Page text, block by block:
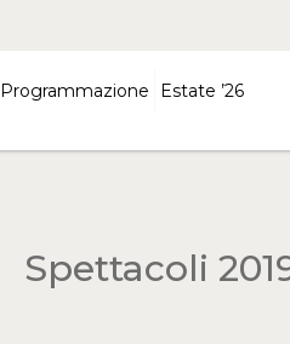
Programmazione Estate ’26
Spettacoli